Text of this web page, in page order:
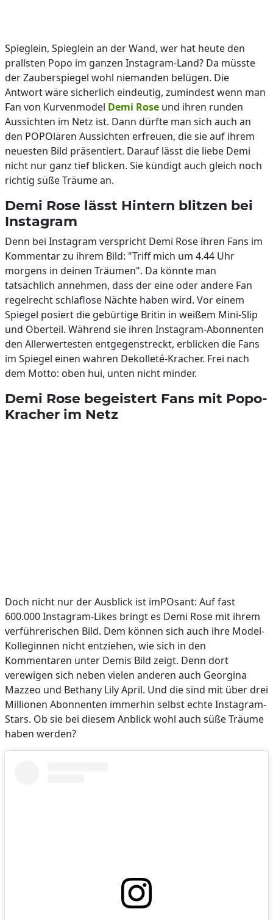
Spieglein, Spieglein an der Wand, wer hat heute den
prallsten Popo im ganzen Instagram-Land? Da müsste
der Zauberspiegel wohl niemanden belügen. Die
Antwort wäre sicherlich eindeutig, zumindest wenn man
Fan von Kurvenmodel Demi Rose und ihren runden
Aussichten im Netz ist. Dann dürfte man sich auch an
den POPOlären Aussichten erfreuen, die sie auf ihrem
neuesten Bild präsentiert. Darauf lässt die liebe Demi
nicht nur ganz tief blicken. Sie kündigt auch gleich noch
richtig süße Träume an.
Demi Rose lässt Hintern blitzen bei
Instagram
Denn bei Instagram verspricht Demi Rose ihren Fans im
Kommentar zu ihrem Bild: "Triff mich um 4.44 Uhr
morgens in deinen Träumen". Da könnte man
tatsächlich annehmen, dass der eine oder andere Fan
regelrecht schlaflose Nächte haben wird. Vor einem
Spiegel posiert die gebürtige Britin in weißem Mini-Slip
und Oberteil. Während sie ihren Instagram-Abonnenten
den Allerwertesten entgegenstreckt, erblicken die Fans
im Spiegel einen wahren Dekolleté-Kracher. Frei nach
dem Motto: oben hui, unten nicht minder.
Demi Rose begeistert Fans mit Popo-
Kracher im Netz
Doch nicht nur der Ausblick ist imPOsant: Auf fast
600.000 Instagram-Likes bringt es Demi Rose mit ihrem
verführerischen Bild. Dem können sich auch ihre Model-
Kolleginnen nicht entziehen, wie sich in den
Kommentaren unter Demis Bild zeigt. Denn dort
verewigen sich neben vielen anderen auch Georgina
Mazzeo und Bethany Lily April. Und die sind mit über drei
Millionen Abonnenten immerhin selbst echte Instagram-
Stars. Ob sie bei diesem Anblick wohl auch süße Träume
haben werden?